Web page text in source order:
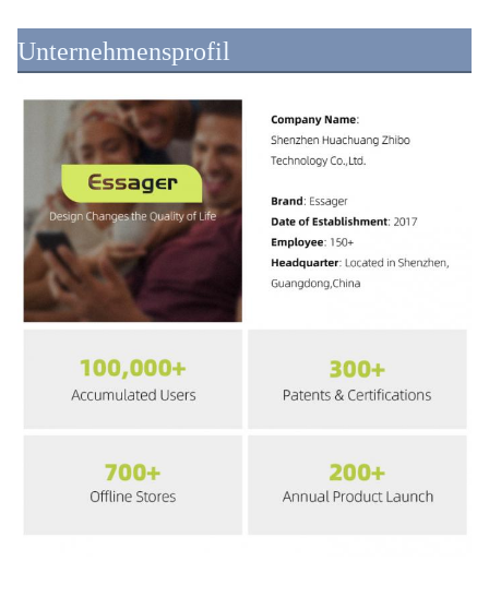
Unternehmensprofil